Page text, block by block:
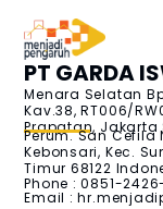
PT GARDA
Menara Selatan
Kav.38, RT006/
Prapatan, Jakarta
Perum. San Cefila
Kebonsari, Kec.
Timur 68122
Phone : 0851-
Email :